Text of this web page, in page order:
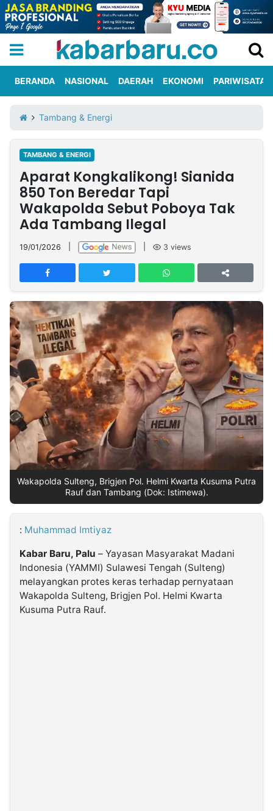
Iklan
Berita
Kami
Nasional
International
Olahraga
Entertainment
Daerah
Pariwisata
Kuliner
Kolom
Network
PT
TREETAN
MULTIMEDIA
INDONESIA
Partner
Insight
NTB
Suara
Time
Lens
IDN
Daily
Jogja
Jalan
Rakyat
Idealita
News
Kita
Notice
Dinamikapost.com
Radar
Baru
Seedbacklink
Follow
Kabarbaru
Kabarbaru.co
2026
BERANDA NASIONAL DAERAH EKONOMI PARIWISATA
Tambang & Energi
TAMBANG & ENERGI
Aparat Kongkalikong! Sianida
850 Ton Beredar Tapi
Wakapolda Sebut Poboya Tak
Ada Tambang Ilegal
19/01/2026 3 views
Wakapolda Sulteng, Brigjen Pol. Helmi Kwarta Kusuma Putra
Rauf dan Tambang (Dok: Istimewa).
: Muhammad Imtiyaz
Kabar Baru, Palu – Yayasan Masyarakat Madani
Indonesia (YAMMI) Sulawesi Tengah (Sulteng)
melayangkan protes keras terhadap pernyataan
Wakapolda Sulteng, Brigjen Pol. Helmi Kwarta
Kusuma Putra Rauf.